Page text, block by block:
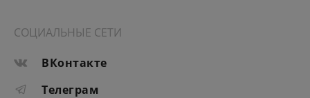
СОЦИАЛЬНЫЕ СЕТИ
ВКонтакте
Телеграм